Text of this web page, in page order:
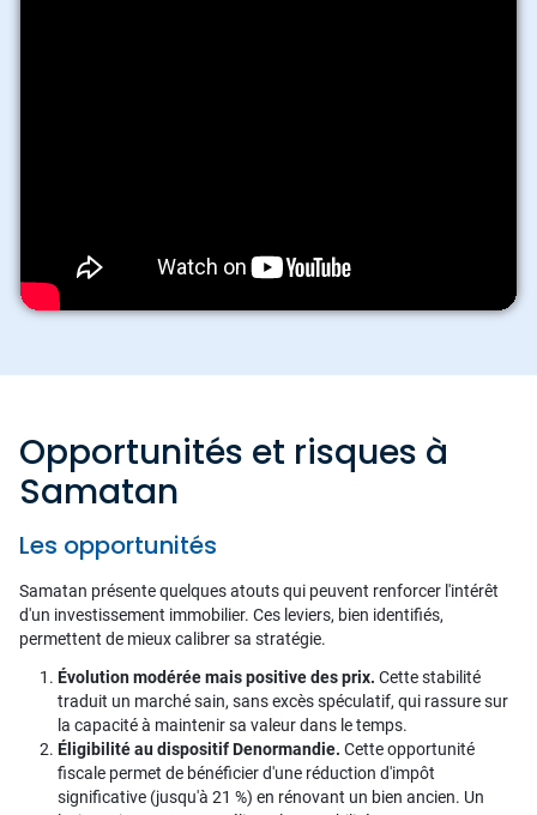
Opportunités et risques à
Samatan
Les opportunités
Samatan présente quelques atouts qui peuvent renforcer l'intérêt
d'un investissement immobilier. Ces leviers, bien identifiés,
permettent de mieux calibrer sa stratégie.
Évolution modérée mais positive des prix. Cette stabilité
traduit un marché sain, sans excès spéculatif, qui rassure sur
la capacité à maintenir sa valeur dans le temps.
Éligibilité au dispositif Denormandie. Cette opportunité
fiscale permet de bénéficier d'une réduction d'impôt
significative (jusqu'à 21 %) en rénovant un bien ancien. Un